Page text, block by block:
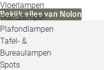
Vloerlampen
Wandlampen
Plafondlampen
Tafel- &
Bureaulampen
Spots
Bekijk alles van Nolon